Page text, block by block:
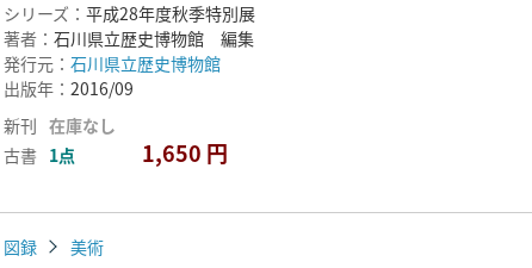
シリーズ： 平成28年度秋季特別展
著者： 石川県立歴史博物館 編集
発行元： 石川県立歴史博物館
出版年： 2016/09
新刊 在庫なし
古書 1点 1,650 円
図録 美術